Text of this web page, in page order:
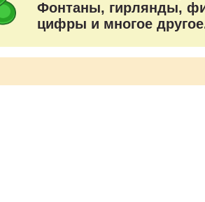
Фонтаны, гирлянды,
цифры и многое